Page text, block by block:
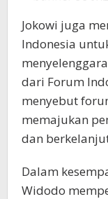
Jokowi juga
Indonesia
dari Forum
menyebut
memajukan
dan
Dalam
Widodo